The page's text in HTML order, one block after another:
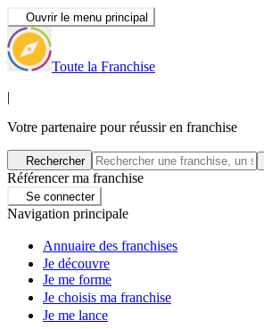
Ouvrir le menu principal
Toute la Franchise
|
Votre partenaire pour réussir en franchise
Rechercher
Référencer ma franchise
Se connecter
Navigation principale
Annuaire des franchises
Je découvre
Je me forme
Je choisis ma franchise
Je me lance